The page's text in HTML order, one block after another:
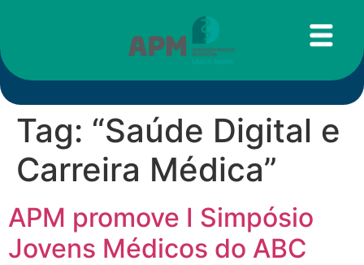
Tag: “Saúde Digital e
Carreira Médica”
APM promove I Simpósio
Jovens Médicos do ABC